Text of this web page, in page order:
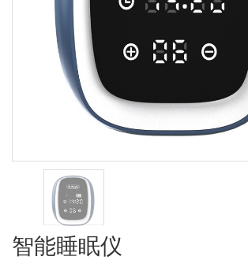
智能睡眠仪